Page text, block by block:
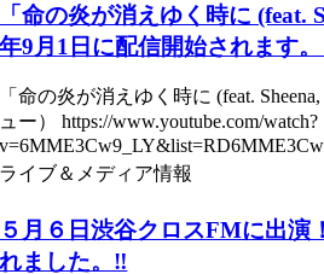
「命の炎が消えゆく時に (feat.
年9月1日に配信開始されます。
「命の炎が消えゆく時に (feat.
ュー） https://www.youtube.com/watch?
ライブ＆メディア情報
５月６日渋谷クロスFMに出演
れました。‼